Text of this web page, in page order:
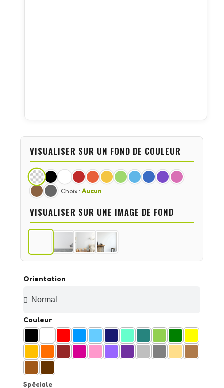
Orientation
Couleur
Spéciale
VISUALISER SUR UN FOND DE COULEUR
Choix : Aucun
VISUALISER SUR UNE IMAGE DE FOND